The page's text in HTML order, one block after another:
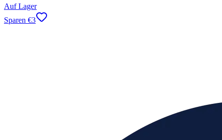
Auf Lager
Sparen €3